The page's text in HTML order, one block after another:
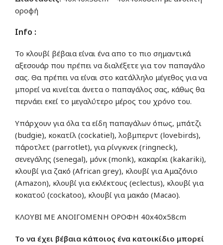
οροφή
Info :
Το κλουβί βέβαια είναι ένα απο το πιο σημαντικά
αξεσουάρ που πρέπει να διαλέξετε για τον παπαγάλο
σας. Θα πρέπει να είναι στο κατάλληλο μέγεθος για να
μπορεί να κινείται άνετα ο παπαγάλος σας, κάθως θα
περνάει εκεί το μεγαλύτερο μέρος του χρόνο του.
Υπάρχουν για όλα τα είδη παπαγάλων όπως, μπάτζι
(budgie), κοκατίλ (cockatiel), λοβμπερντ (lovebirds),
πάροτλετ (parrotlet), για ρίνγκνεκ (ringneck),
σενεγάλης (senegal), μόνκ (monk), κακαρίκι (kakariki),
κλουβί για ζακό (African grey), κλουβί για Αμαζόνιο
(Amazon), κλουβί για εκλέκτους (eclectus), κλουβί για
κοκατού (cockatoo), κλουβί για μακάο (Macao).
ΚΛΟΥΒΙ ΜΕ ΑΝΟΙΓΟΜΕΝΗ ΟΡΟΦΗ 40x40x58cm
Το να έχει βέβαια κάποιος ένα κατοικίδιο μπορεί